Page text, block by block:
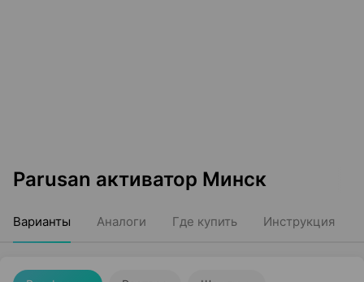
Parusan активатор Минск
Варианты Аналоги Где купить Инструкция